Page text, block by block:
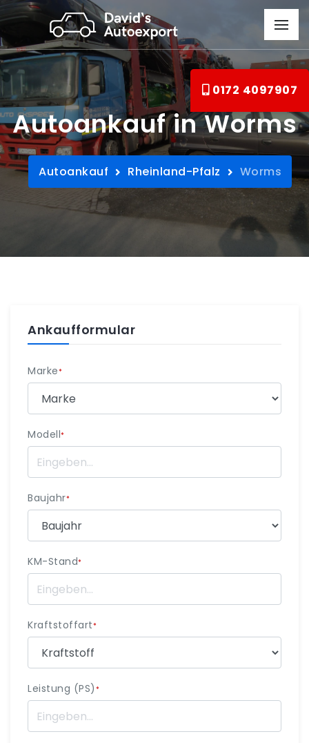
0172 4097907
Autoankauf in Worms
Autoankauf Rheinland-Pfalz Worms
Ankaufformular
Marke*
Modell*
Baujahr*
KM-Stand*
Kraftstoffart*
Leistung (PS) *